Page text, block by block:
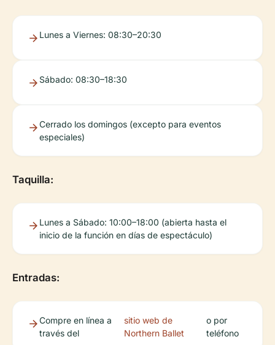
Lunes a Viernes: 08:30–20:30
Sábado: 08:30–18:30
Cerrado los domingos (excepto para eventos
especiales)
Taquilla:
Lunes a Sábado: 10:00–18:00 (abierta hasta el
inicio de la función en días de espectáculo)
Entradas:
Compre en línea a
través del
sitio web de
Northern Ballet
o por
teléfono